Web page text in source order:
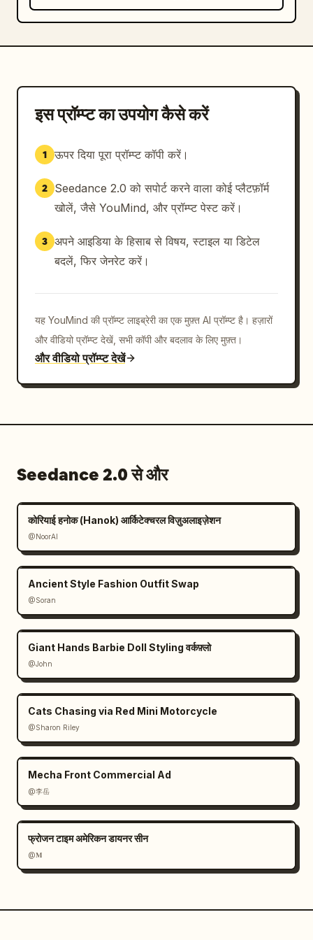
शॉट्स के बीच बारिश की तीव्रता, गीलेपन, कोहरे के घनत्व और
इस प्रॉम्प्ट का उपयोग कैसे करें
1 ऊपर दिया पूरा प्रॉम्प्ट कॉपी करें।
2
Seedance 2.0 को सपोर्ट करने वाला कोई प्लैटफ़ॉर्म
खोलें, जैसे YouMind, और प्रॉम्प्ट पेस्ट करें।
3 अपने आइडिया के हिसाब से विषय, स्टाइल या डिटेल
बदलें, फिर जेनरेट करें।
यह YouMind की प्रॉम्प्ट लाइब्रेरी का एक मुफ़्त AI प्रॉम्प्ट है। हज़ारों
और वीडियो प्रॉम्प्ट देखें, सभी कॉपी और बदलाव के लिए मुफ़्त।
और वीडियो प्रॉम्प्ट देखें
Seedance 2.0 से और
कोरियाई हनोक (Hanok) आर्किटेक्चरल विज़ुअलाइज़ेशन
@NoorAI
Ancient Style Fashion Outfit Swap
@Soran
Giant Hands Barbie Doll Styling वर्कफ़्लो
@John
Cats Chasing via Red Mini Motorcycle
@Sharon Riley
Mecha Front Commercial Ad
@李岳
फ्रोजन टाइम अमेरिकन डायनर सीन
@𝐌